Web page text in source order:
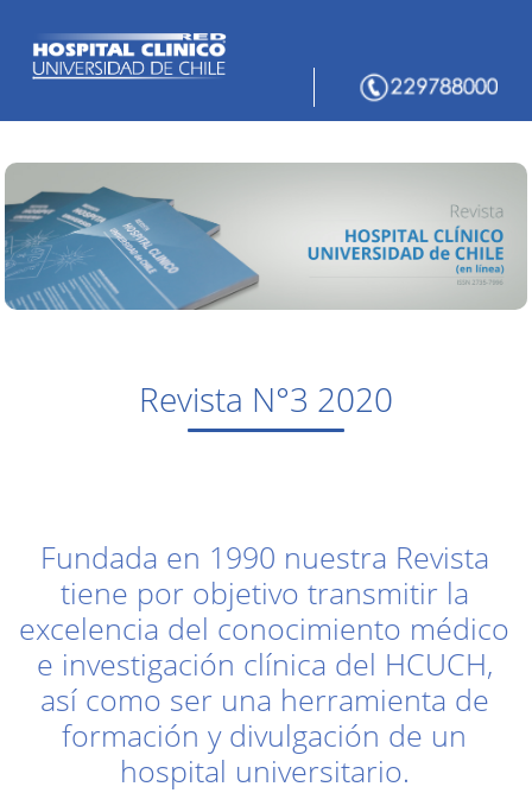
Revista N°3 2020
Fundada en 1990 nuestra Revista
tiene por objetivo transmitir la
excelencia del conocimiento médico
e investigación clínica del HCUCH,
así como ser una herramienta de
formación y divulgación de un
hospital universitario.